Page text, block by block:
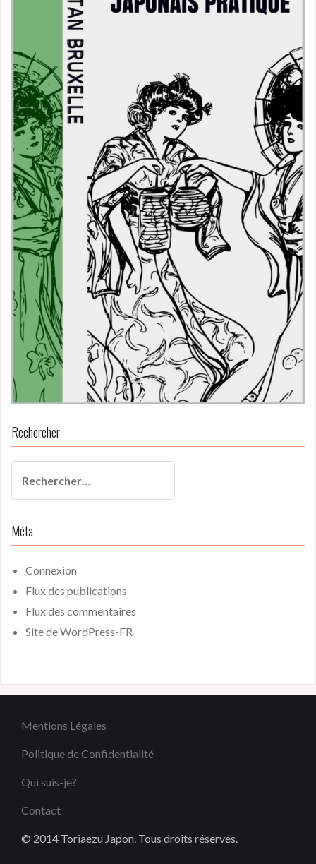
Rechercher
Méta
Connexion
Flux des publications
Flux des commentaires
Site de WordPress-FR
Mentions Légales
Politique de Confidentialité
Qui suis-je?
Contact
© 2014 Toriaezu Japon. Tous droits réservés.